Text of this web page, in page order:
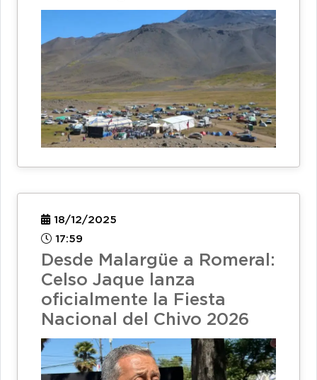
18/12/2025
17:59
Desde Malargüe a Romeral:
Celso Jaque lanza
oficialmente la Fiesta
Nacional del Chivo 2026